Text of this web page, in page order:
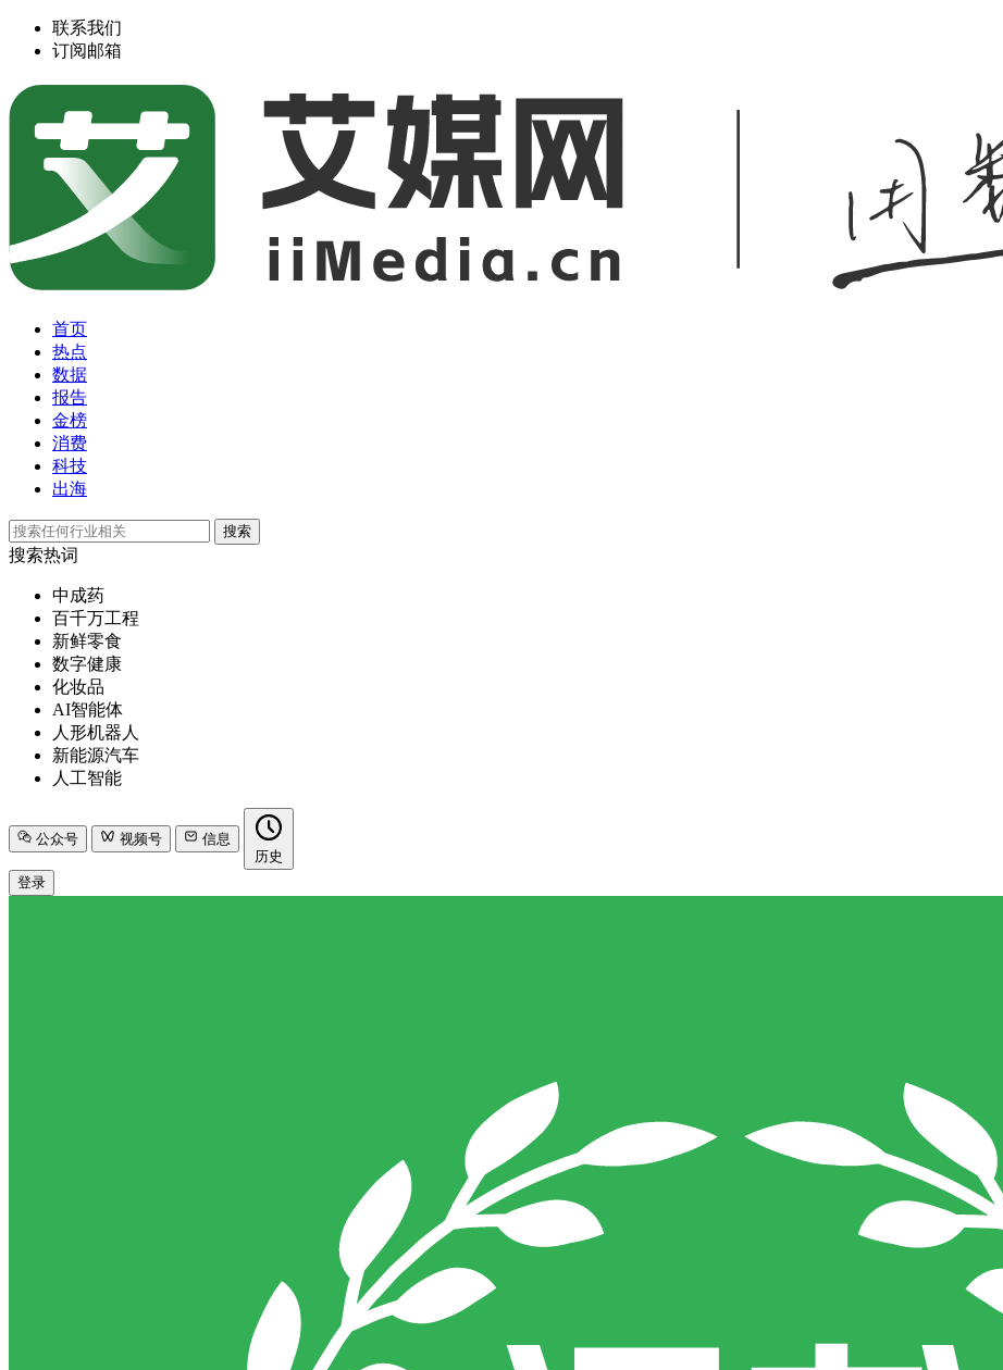
联系我们
订阅邮箱
首页
热点
数据
报告
金榜
消费
科技
出海
搜索
搜索热词
中成药
百千万工程
新鲜零食
数字健康
化妆品
AI智能体
人形机器人
新能源汽车
人工智能
公众号 视频号
信息
历史
登录